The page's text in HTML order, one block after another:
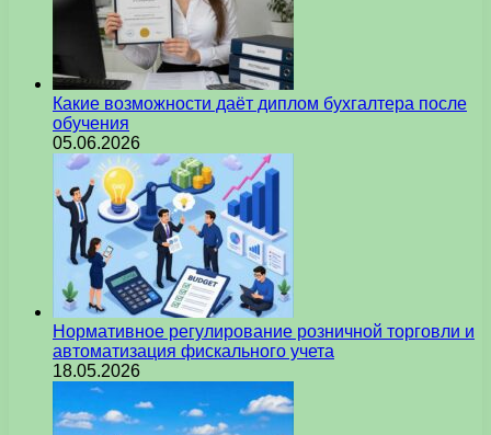
Какие возможности даёт диплом бухгалтера после
обучения
05.06.2026
Нормативное регулирование розничной торговли и
автоматизация фискального учета
18.05.2026